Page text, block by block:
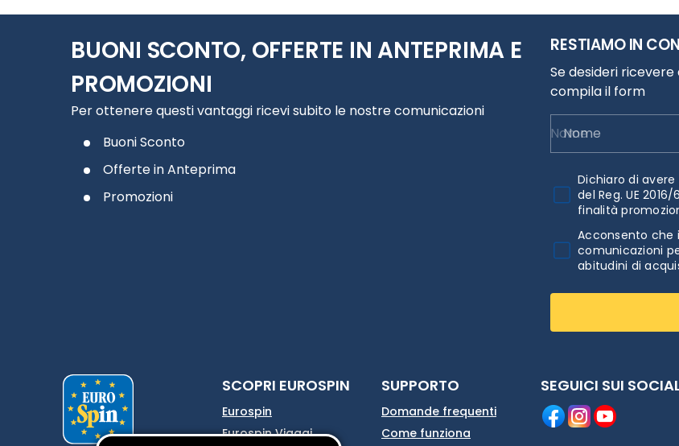
BUONI SCONTO, OFFERTE IN ANTEPRIMA E
PROMOZIONI
Per ottenere questi vantaggi ricevi subito le nostre comunicazioni
Buoni Sconto
Offerte in Anteprima
Promozioni
RESTIAMO IN
Se desideri
compila il form
Nome
Dichiaro di avere
del Reg. UE
finalità
Acconsento che
comunicazioni
abitudini di
SCOPRI EUROSPIN
Eurospin
Eurospin Viaggi
SUPPORTO
Domande frequenti
Come funziona
SEGUICI SUI